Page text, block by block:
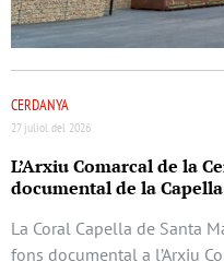
CERDANYA
27 juliol del 2026
L’Arxiu Comarcal de la
documental de la
La Coral Capella de Santa
fons documental a l’Arxiu